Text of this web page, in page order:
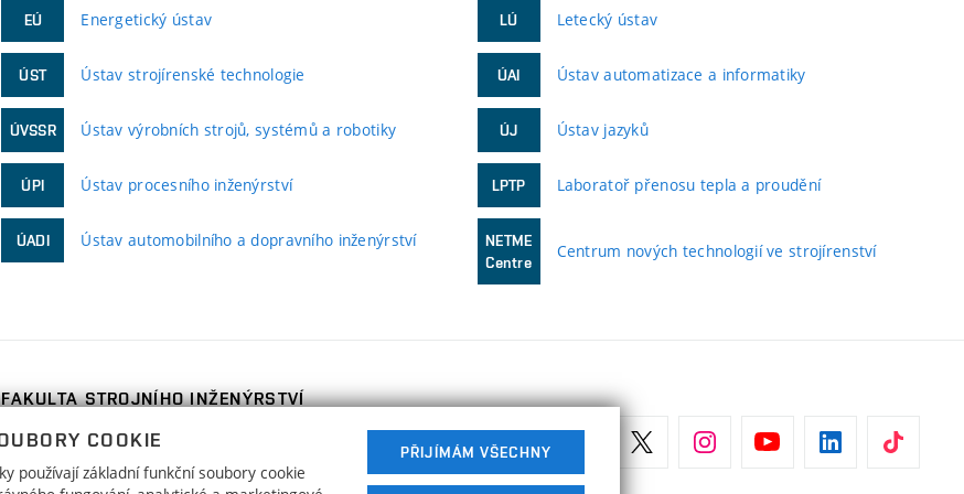
EÚ Energetický ústav
ÚST Ústav strojírenské technologie
ÚVSSR Ústav výrobních strojů, systémů a robotiky
ÚPI Ústav procesního inženýrství
ÚADI Ústav automobilního a dopravního inženýrství
LÚ Letecký ústav
ÚAI Ústav automatizace a informatiky
ÚJ Ústav jazyků
LPTP Laboratoř přenosu tepla a proudění
NETME
Centre
Centrum nových technologií ve strojírenství
FAKULTA STROJNÍHO INŽENÝRSTVÍ
Technická 2896/2
616 69 Brno
info@fme.vutbr.cz
COOKIE
používají základní funkční soubory cookie
PŘIJÍMÁM VŠECHNY